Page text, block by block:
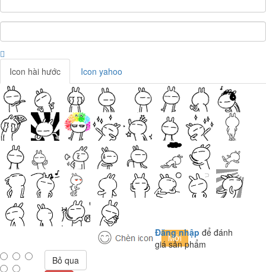
Icon hài hước Icon yahoo
Đăng nhập để đánh
giá sản phẩm
Bỏ qua